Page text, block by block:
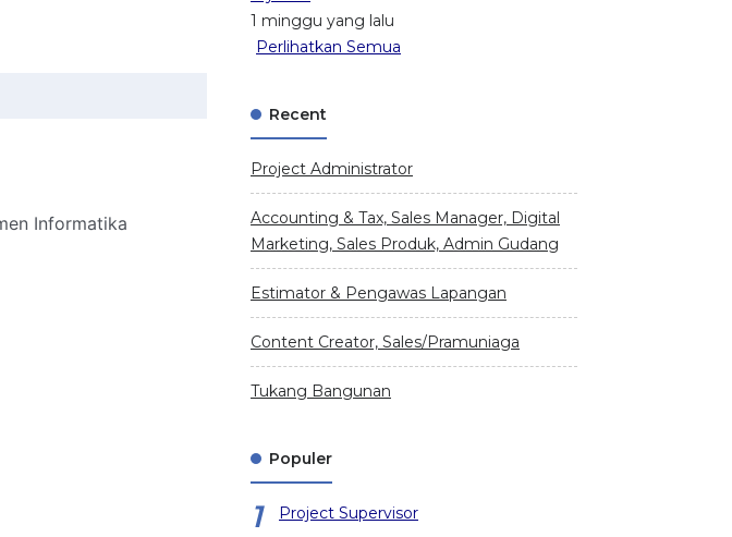
Informatika
1 minggu yang lalu
Perlihatkan Semua
Recent
Project Administrator
Accounting & Tax, Sales Manager, Digital
Marketing, Sales Produk, Admin Gudang
Estimator & Pengawas Lapangan
Content Creator, Sales/Pramuniaga
Tukang Bangunan
Populer
Project Supervisor